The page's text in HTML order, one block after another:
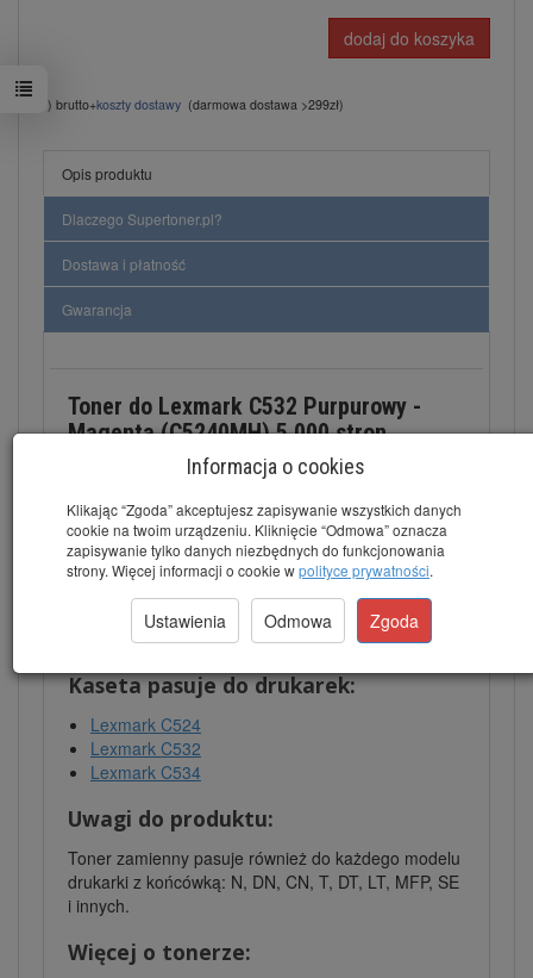
dodaj do koszyka
*) brutto+koszty dostawy (darmowa dostawa >299zł)
Opis produktu
Dlaczego Supertoner.pl?
Dostawa i płatność
Gwarancja
Toner do Lexmark C532 Purpurowy -
Magenta (C5240MH) 5.000 stron
Dane techniczne:
Kod tonera:C5240MH
Wydajność:5000 stron
Kolor:Purpurowy
Marka: Laser PRECISION™
Kod producenta:LP-LC524M
Kaseta pasuje do drukarek:
Lexmark C524
Lexmark C532
Lexmark C534
Uwagi do produktu:
Toner zamienny pasuje również do każdego modelu
drukarki z końcówką: N, DN, CN, T, DT, LT, MFP, SE
i innych.
Więcej o tonerze:
Informacja o cookies
Klikając “Zgoda” akceptujesz zapisywanie wszystkich danych
cookie na twoim urządzeniu. Kliknięcie “Odmowa” oznacza
zapisywanie tylko danych niezbędnych do funkcjonowania
strony. Więcej informacji o cookie wpolityce prywatności.
Ustawienia Odmowa Zgoda